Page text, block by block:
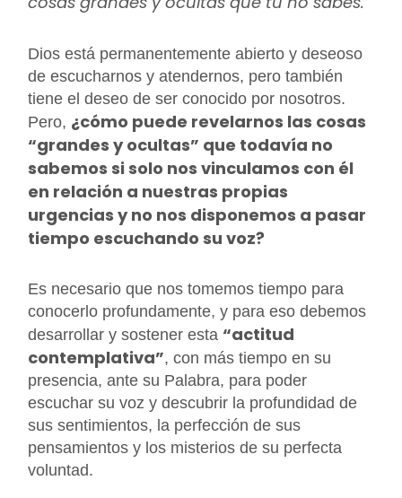
Dios está permanentemente abierto y deseoso
de escucharnos y atendernos, pero también
tiene el deseo de ser conocido por nosotros.
Pero, ¿cómo puede revelarnos las cosas
“grandes y ocultas” que todavía no
sabemos si solo nos vinculamos con él
en relación a nuestras propias
urgencias y no nos disponemos a pasar
tiempo escuchando su voz?
Es necesario que nos tomemos tiempo para
conocerlo profundamente, y para eso debemos
desarrollar y sostener esta “actitud
contemplativa”, con más tiempo en su
presencia, ante su Palabra, para poder
escuchar su voz y descubrir la profundidad de
sus sentimientos, la perfección de sus
pensamientos y los misterios de su perfecta
voluntad.